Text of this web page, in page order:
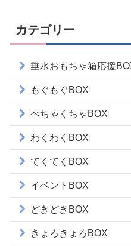
カテゴリー
垂水おもちゃ箱応援
もぐもぐBOX
ぺちゃくちゃBOX
わくわくBOX
てくてくBOX
イベントBOX
どきどきBOX
きょろきょろBOX